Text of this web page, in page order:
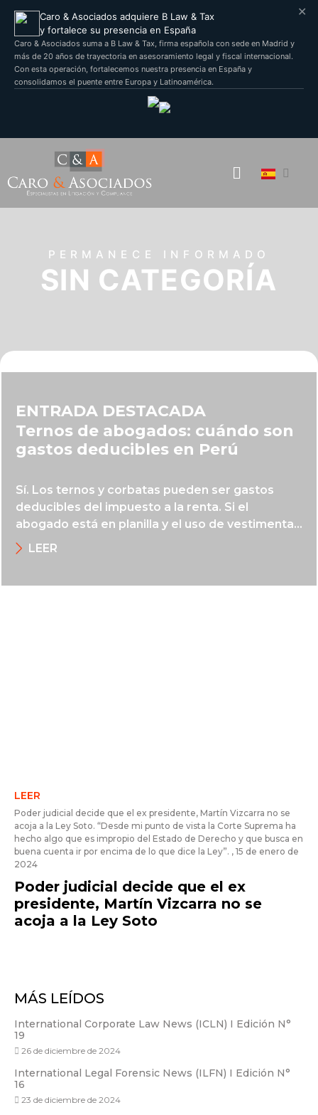
✕
Caro & Asociados adquiere B Law & Tax
y fortalece su presencia en España
Caro & Asociados suma a B Law & Tax, firma española con sede en Madrid y
más de 20 años de trayectoria en asesoramiento legal y fiscal internacional.
Con esta operación, fortalecemos nuestra presencia en España y
consolidamos el puente entre Europa y Latinoamérica.
PERMANECE INFORMADO
SIN CATEGORÍA
ENTRADA DESTACADA
Ternos de abogados: cuándo son
gastos deducibles en Perú
Sí. Los ternos y corbatas pueden ser gastos
deducibles del impuesto a la renta. Si el
abogado está en planilla y el uso de vestimenta
formal es exigido, el gasto puede deducirse. En
cambio, si trabaja por recibo por honorarios, se
LEER
LEER
Poder judicial decide que el ex presidente, Martín Vizcarra no se
acoja a la Ley Soto. “Desde mi punto de vista la Corte Suprema ha
hecho algo que es impropio del Estado de Derecho y que busca en
buena cuenta ir por encima de lo que dice la Ley”. , 15 de enero de
2024
Poder judicial decide que el ex
presidente, Martín Vizcarra no se
acoja a la Ley Soto
MÁS LEÍDOS
International Corporate Law News (ICLN) I Edición N°
19
26 de diciembre de 2024
International Legal Forensic News (ILFN) I Edición N°
16
23 de diciembre de 2024